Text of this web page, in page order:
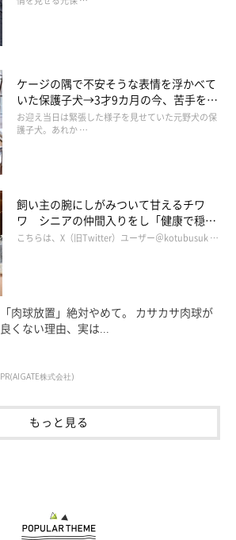
ケージの隅で不安そうな表情を浮かべて
いた保護子犬→3才9カ月の今、苦手を克
服し頼もしいコに成長！
お迎え当日は緊張した様子を見せていた元野犬の保
護子犬。あれか …
飼い主の腕にしがみついて甘えるチワ
ワ シニアの仲間入りをし「健康で穏や
かな暮らしが続いてほしい」と願う
こちらは、X（旧Twitter）ユーザー＠kotubusuk …
「肉球放置」絶対やめて。 カサカサ肉球が
良くない理由、実は...
PR(AIGATE株式会社)
もっと見る